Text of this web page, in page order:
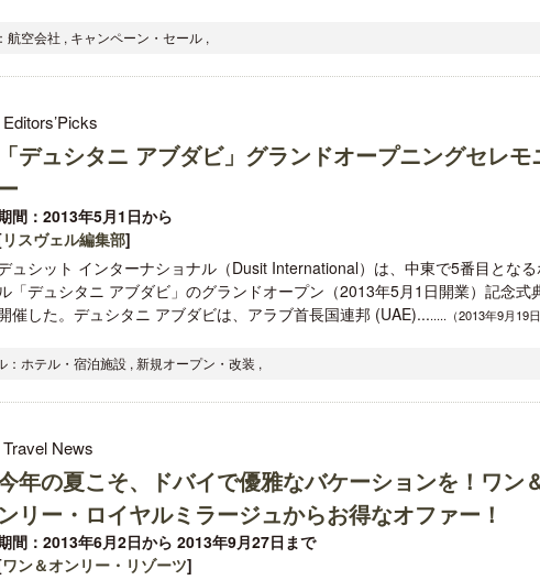
空会社 , キャンペーン・セール ,
Editors’Picks
「デュシタニ アブダビ」グランドオープニングセレモ
間：2013年5月1日から
リスヴェル編集部]
ュシット インターナショナル（Dusit International）は、中東で5番目となる
ル「デュシタニ アブダビ」のグランドオープン（2013年5月1日開業）記念式
催した。デュシタニ アブダビは、アラブ首長国連邦 (UAE)........（2013年9月19日
ホテル・宿泊施設 , 新規オープン・改装 ,
Travel News
年の夏こそ、ドバイで優雅なバケーションを！ワン
ンリー・ロイヤルミラージュからお得なオファー！
間：2013年6月2日から 2013年9月27日まで
ワン＆オンリー・リゾーツ]